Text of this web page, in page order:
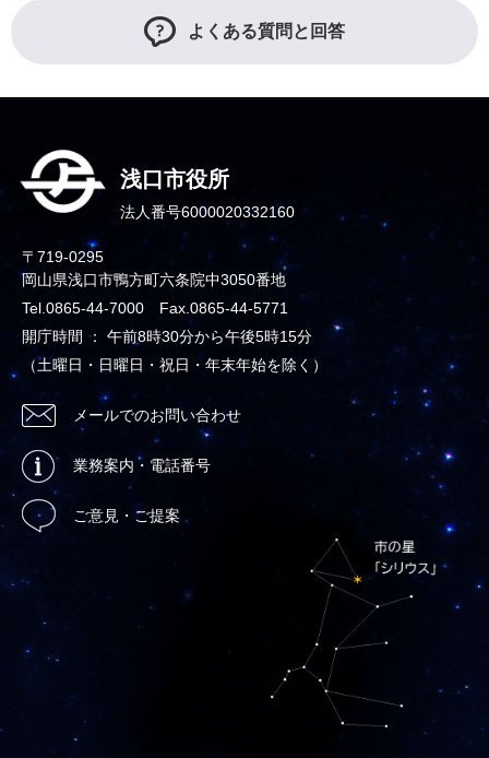
よくある質問と回答
浅口市役所
法人番号6000020332160
〒719-0295
岡山県浅口市鴨方町六条院中3050番地
Tel.0865-44-7000 Fax.0865-44-5771
開庁時間 ： 午前8時30分から午後5時15分
（土曜日・日曜日・祝日・年末年始を除く）
メールでのお問い合わせ
業務案内・電話番号
ご意見・ご提案